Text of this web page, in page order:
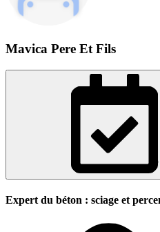
Mavica Pere Et Fils
Expert du béton : sciage et